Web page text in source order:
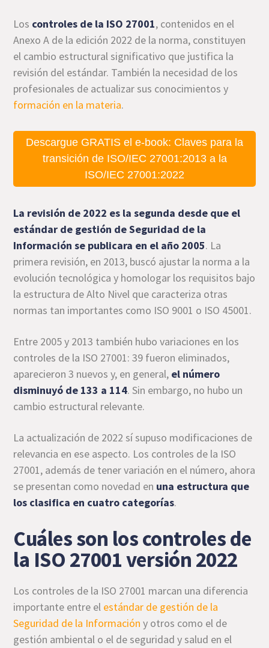
Los controles de la ISO 27001, contenidos en el
Anexo A de la edición 2022 de la norma, constituyen
el cambio estructural significativo que justifica la
revisión del estándar. También la necesidad de los
profesionales de actualizar sus conocimientos y
formación en la materia.
Descargue GRATIS el e-book: Claves para la
transición de ISO/IEC 27001:2013 a la
ISO/IEC 27001:2022
La revisión de 2022 es la segunda desde que el
estándar de gestión de Seguridad de la
Información se publicara en el año 2005. La
primera revisión, en 2013, buscó ajustar la norma a la
evolución tecnológica y homologar los requisitos bajo
la estructura de Alto Nivel que caracteriza otras
normas tan importantes como ISO 9001 o ISO 45001.
Entre 2005 y 2013 también hubo variaciones en los
controles de la ISO 27001: 39 fueron eliminados,
aparecieron 3 nuevos y, en general, el número
disminuyó de 133 a 114. Sin embargo, no hubo un
cambio estructural relevante.
La actualización de 2022 sí supuso modificaciones de
relevancia en ese aspecto. Los controles de la ISO
27001, además de tener variación en el número, ahora
se presentan como novedad en una estructura que
los clasifica en cuatro categorías.
Cuáles son los controles de
la ISO 27001 versión 2022
Los controles de la ISO 27001 marcan una diferencia
importante entre el estándar de gestión de la
Seguridad de la Información y otros como el de
gestión ambiental o el de seguridad y salud en el